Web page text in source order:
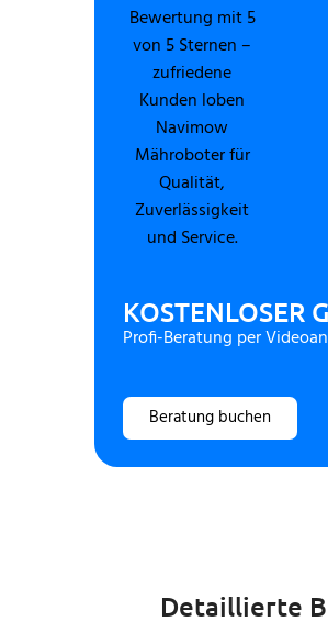
KOSTENLOSER
Profi-Beratung per
Beratung buchen
Detaillierte